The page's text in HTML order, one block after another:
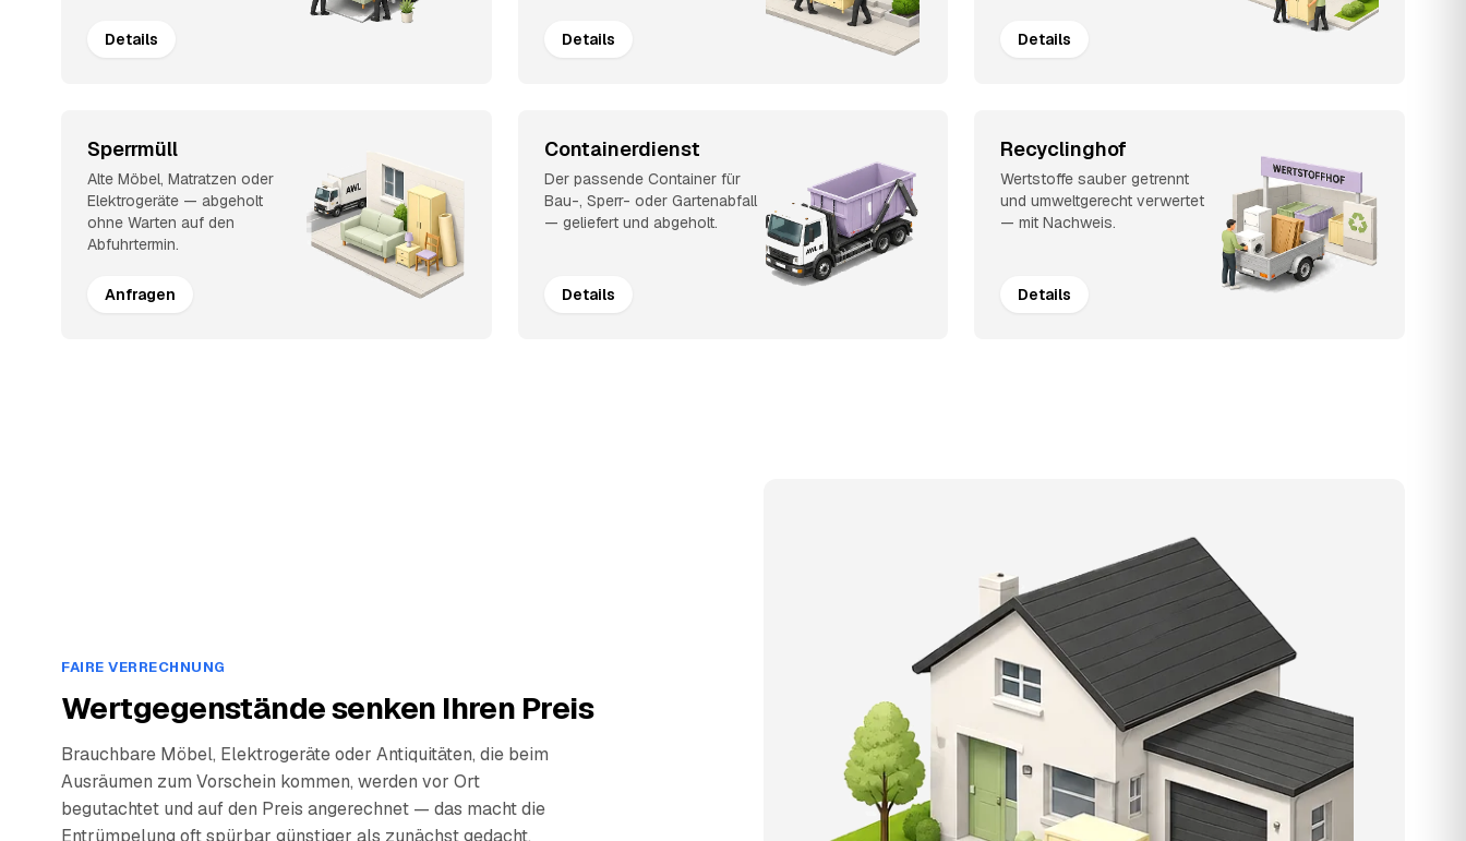
Details Details Details
Sperrmüll
Alte Möbel, Matratzen oder
Elektrogeräte — abgeholt
ohne Warten auf den
Abfuhrtermin.
Anfragen
Containerdienst
Der passende Container für
Bau-, Sperr- oder Gartenabfall
— geliefert und abgeholt.
Details
Recyclinghof
Wertstoffe sauber getrennt
und umweltgerecht verwertet
— mit Nachweis.
Details
FAIRE VERRECHNUNG
Wertgegenstände senken Ihren Preis
Brauchbare Möbel, Elektrogeräte oder Antiquitäten, die beim
Ausräumen zum Vorschein kommen, werden vor Ort
begutachtet und auf den Preis angerechnet — das macht die
Entrümpelung oft spürbar günstiger als zunächst gedacht.